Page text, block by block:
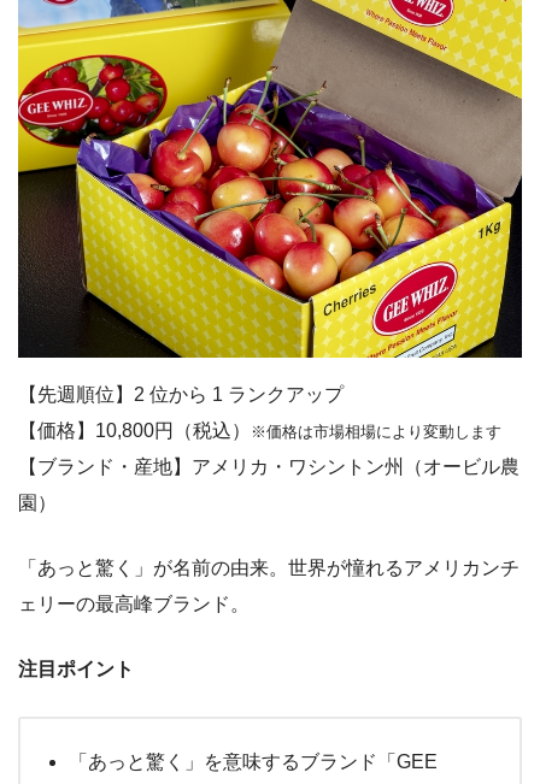
【先週順位】2 位から 1 ランクアップ
【価格】10,800円（税込）
※価格は市場相場により変動します
【ブランド・産地】アメリカ・ワシントン州（オービル農
園）
「あっと驚く」が名前の由来。世界が憧れるアメリカンチ
ェリーの最高峰ブランド。
注目ポイント
「あっと驚く」を意味するブランド「GEE